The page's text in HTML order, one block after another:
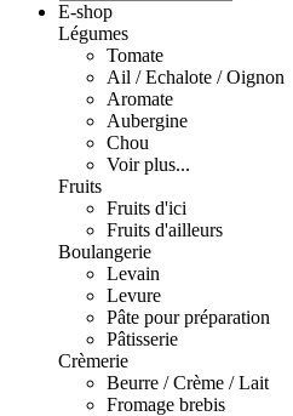
E-shop
Légumes
Tomate
Ail / Echalote / Oignon
Aromate
Aubergine
Chou
Voir plus...
Fruits
Fruits d'ici
Fruits d'ailleurs
Boulangerie
Levain
Levure
Pâte pour préparation
Pâtisserie
Crèmerie
Beurre / Crème / Lait
Fromage brebis